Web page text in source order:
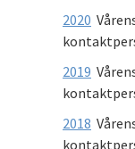
2020
2019
2018